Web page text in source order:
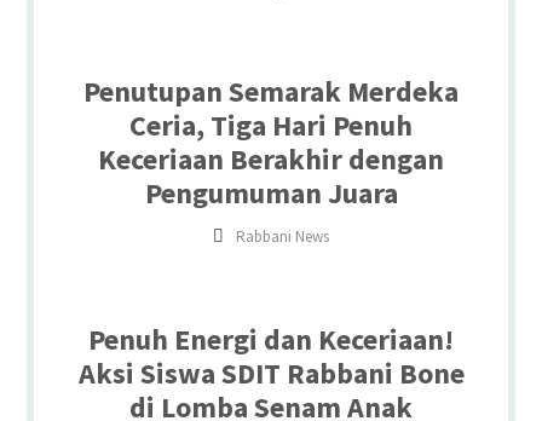
Penutupan Semarak Merdeka
Ceria, Tiga Hari Penuh
Keceriaan Berakhir dengan
Pengumuman Juara
Rabbani News
Penuh Energi dan Keceriaan!
Aksi Siswa SDIT Rabbani Bone
di Lomba Senam Anak